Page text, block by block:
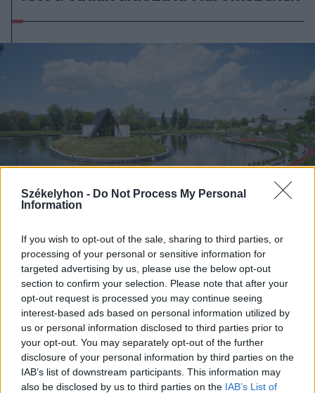
Székelyhon - Do Not Process My Personal
Information
If you wish to opt-out of the sale, sharing to third parties, or
processing of your personal or sensitive information for
targeted advertising by us, please use the below opt-out
section to confirm your selection. Please note that after your
opt-out request is processed you may continue seeing
interest-based ads based on personal information utilized by
us or personal information disclosed to third parties prior to
your opt-out. You may separately opt-out of the further
disclosure of your personal information by third parties on the
IAB’s list of downstream participants. This information may
also be disclosed by us to third parties on the IAB’s List of
2026. augusztus 06., csütörtök
Lakossági fórum az Állomás
negyedben: panaszok és igények a
tó körül